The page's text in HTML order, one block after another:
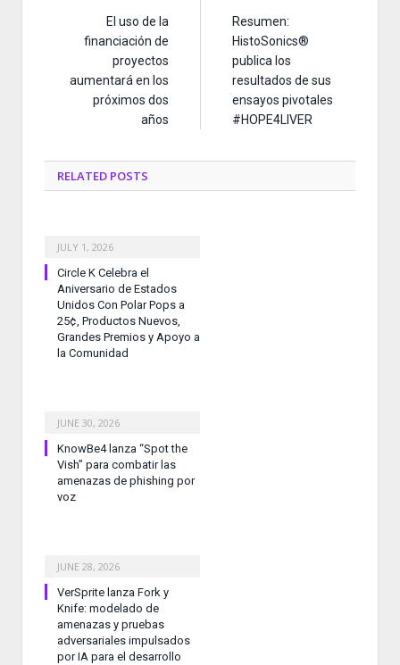
El uso de la
financiación de
proyectos
aumentará en los
próximos dos
años
Resumen:
HistoSonics®
publica los
resultados de sus
ensayos pivotales
#HOPE4LIVER
RELATED POSTS
JULY 1, 2026
Circle K Celebra el
Aniversario de Estados
Unidos Con Polar Pops a
25¢, Productos Nuevos,
Grandes Premios y Apoyo a
la Comunidad
JUNE 30, 2026
KnowBe4 lanza “Spot the
Vish” para combatir las
amenazas de phishing por
voz
JUNE 28, 2026
VerSprite lanza Fork y
Knife: modelado de
amenazas y pruebas
adversariales impulsados
por IA para el desarrollo